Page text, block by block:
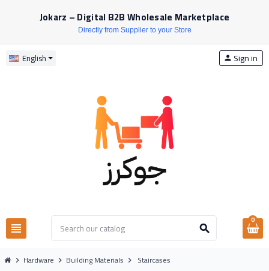
Jokarz – Digital B2B Wholesale Marketplace
Directly from Supplier to your Store
English
view_headline search
person Sign in
0
chevron_right Hardware chevron_right Building Materials chevron_right Staircases